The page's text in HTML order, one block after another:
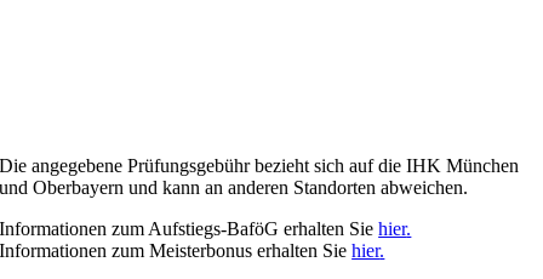
Die angegebene Prüfungsgebühr bezieht sich auf die IHK München
und Oberbayern und kann an anderen Standorten abweichen.
Informationen zum Aufstiegs-BaföG erhalten Siehier.
Informationen zum Meisterbonus erhalten Siehier.